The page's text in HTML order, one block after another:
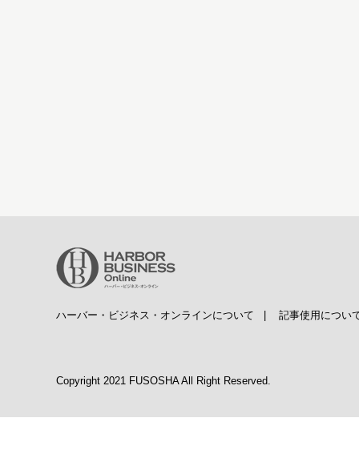
ハーバー・ビジネス・オンラインについて | 記事使用につい
Copyright 2021 FUSOSHA All Right Reserved.